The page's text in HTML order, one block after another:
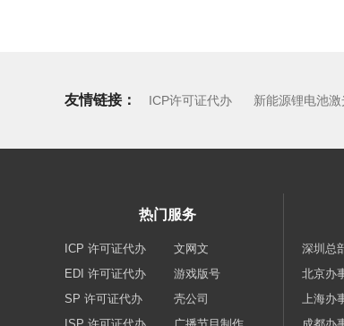
友情链接： ICP许可证代办 新能源锂电池
热门服务
ICP 许可证代办
文网文
EDI 许可证代办
游戏版号
SP 许可证代办
壳公司
深圳总
北京办
上海办